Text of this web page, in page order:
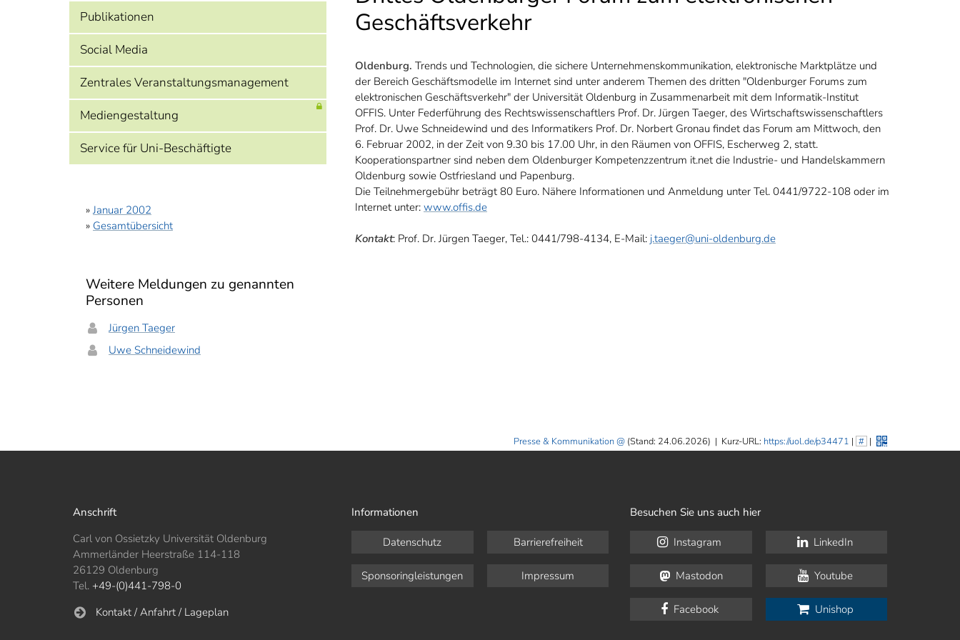
Publikationen
Social Media
Zentrales Veranstaltungsmanagement
Mediengestaltung
Service für Uni-Beschäftigte
» Januar 2002
» Gesamtübersicht
Weitere Meldungen zu genannten
Personen
Jürgen Taeger
Uwe Schneidewind
Geschäftsverkehr
Oldenburg. Trends und Technologien, die sichere Unternehmenskommunikation, elektronische Marktplätze und
der Bereich Geschäftsmodelle im Internet sind unter anderem Themen des dritten "Oldenburger Forums zum
elektronischen Geschäftsverkehr" der Universität Oldenburg in Zusammenarbeit mit dem Informatik-Institut
OFFIS. Unter Federführung des Rechtswissenschaftlers Prof. Dr. Jürgen Taeger, des Wirtschaftswissenschaftlers
Prof. Dr. Uwe Schneidewind und des Informatikers Prof. Dr. Norbert Gronau findet das Forum am Mittwoch, den
6. Februar 2002, in der Zeit von 9.30 bis 17.00 Uhr, in den Räumen von OFFIS, Escherweg 2, statt.
Kooperationspartner sind neben dem Oldenburger Kompetenzzentrum it.net die Industrie- und Handelskammern
Oldenburg sowie Ostfriesland und Papenburg.
Die Teilnehmergebühr beträgt 80 Euro. Nähere Informationen und Anmeldung unter Tel. 0441/9722-108 oder im
Internet unter: www.offis.de
Kontakt: Prof. Dr. Jürgen Taeger, Tel.: 0441/798-4134, E-Mail: j.taeger@uni-oldenburg.de
Presse & Kommunikation (Stand: 24.06.2026) | Kurz-URL: https://uol.de/p34471 | # |
Anschrift
Carl von Ossietzky Universität Oldenburg
Ammerländer Heerstraße 114-118
26129 Oldenburg
Tel. +49-(0)441-798-0
Kontakt / Anfahrt / Lageplan
Informationen
Datenschutz Barrierefreiheit
Sponsoringleistungen Impressum
Besuchen Sie uns auch hier
Instagram LinkedIn
Mastodon Youtube
Facebook Unishop